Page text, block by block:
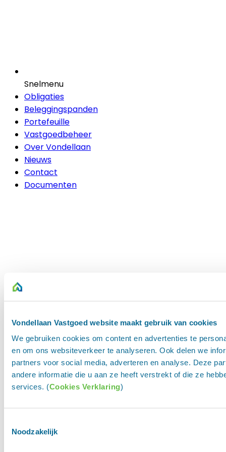
Vondellaan Vastgoed website maakt gebruik van cookies
We gebruiken cookies om content en advertenties te
en om ons websiteverkeer te analyseren. Ook delen we
partners voor social media, adverteren en analyse. Deze
andere informatie die u aan ze heeft verstrekt of die ze
services. (Cookies Verklaring)
Noodzakelijk
Snelmenu
Obligaties
Beleggingspanden
Portefeuille
Vastgoedbeheer
Over Vondellaan
Nieuws
Contact
Documenten
Blijf op de hoogte